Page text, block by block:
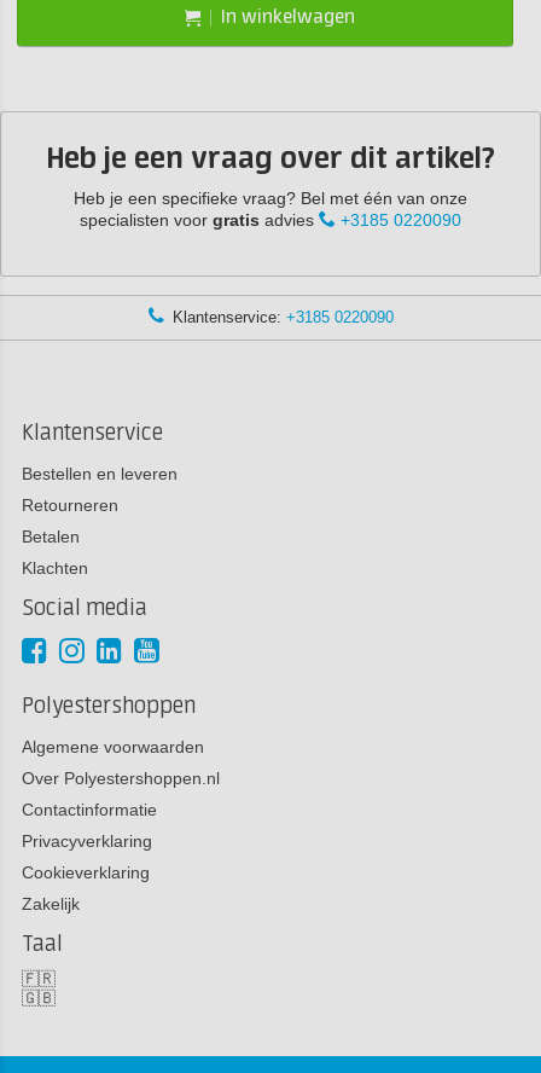
In winkelwagen
Heb je een vraag over dit artikel?
Heb je een specifieke vraag? Bel met één van onze
specialisten voor gratis advies +3185 0220090
Klantenservice: +3185 0220090
Klantenservice
Bestellen en leveren
Retourneren
Betalen
Klachten
Social media
Polyestershoppen
Algemene voorwaarden
Over Polyestershoppen.nl
Contactinformatie
Privacyverklaring
Cookieverklaring
Zakelijk
Taal
🇫🇷
🇬🇧